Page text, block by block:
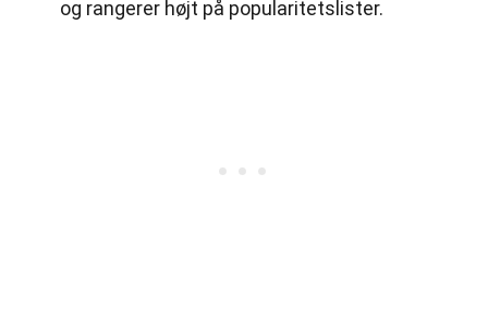
og rangerer højt på popularitetslister.